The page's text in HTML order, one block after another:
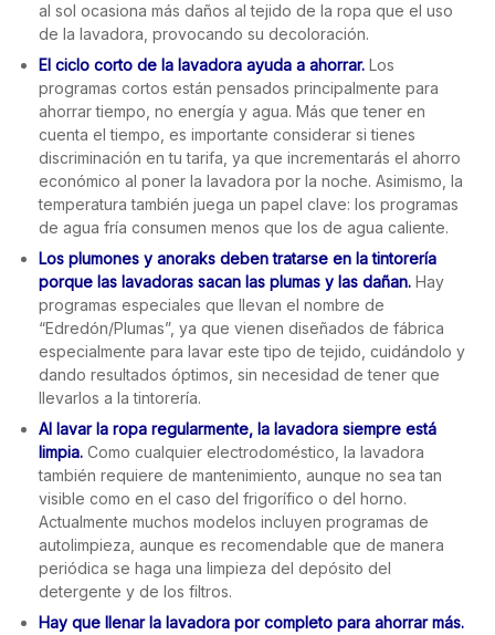
al sol ocasiona más daños al tejido de la ropa que el uso
de la lavadora, provocando su decoloración.
El ciclo corto de la lavadora ayuda a ahorrar. Los
programas cortos están pensados principalmente para
ahorrar tiempo, no energía y agua. Más que tener en
cuenta el tiempo, es importante considerar si tienes
discriminación en tu tarifa, ya que incrementarás el ahorro
económico al poner la lavadora por la noche. Asimismo, la
temperatura también juega un papel clave: los programas
de agua fría consumen menos que los de agua caliente.
Los plumones y anoraks deben tratarse en la tintorería
porque las lavadoras sacan las plumas y las dañan. Hay
programas especiales que llevan el nombre de
“Edredón/Plumas”, ya que vienen diseñados de fábrica
especialmente para lavar este tipo de tejido, cuidándolo y
dando resultados óptimos, sin necesidad de tener que
llevarlos a la tintorería.
Al lavar la ropa regularmente, la lavadora siempre está
limpia. Como cualquier electrodoméstico, la lavadora
también requiere de mantenimiento, aunque no sea tan
visible como en el caso del frigorífico o del horno.
Actualmente muchos modelos incluyen programas de
autolimpieza, aunque es recomendable que de manera
periódica se haga una limpieza del depósito del
detergente y de los filtros.
Hay que llenar la lavadora por completo para ahorrar más.